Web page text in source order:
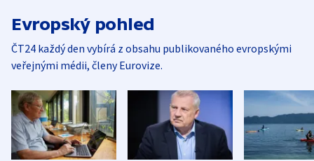
Evropský pohled
ČT24 každý den vybírá z obsahu publikovaného evropskými
veřejnými médii, členy Eurovize.